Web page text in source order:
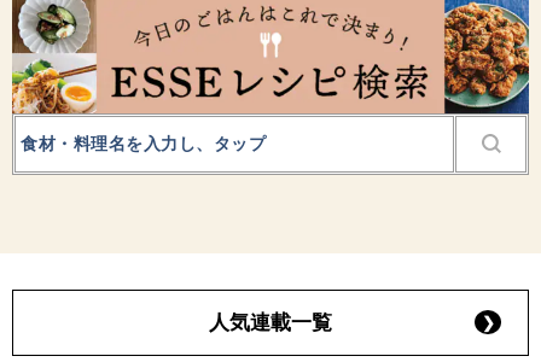
人気連載一覧